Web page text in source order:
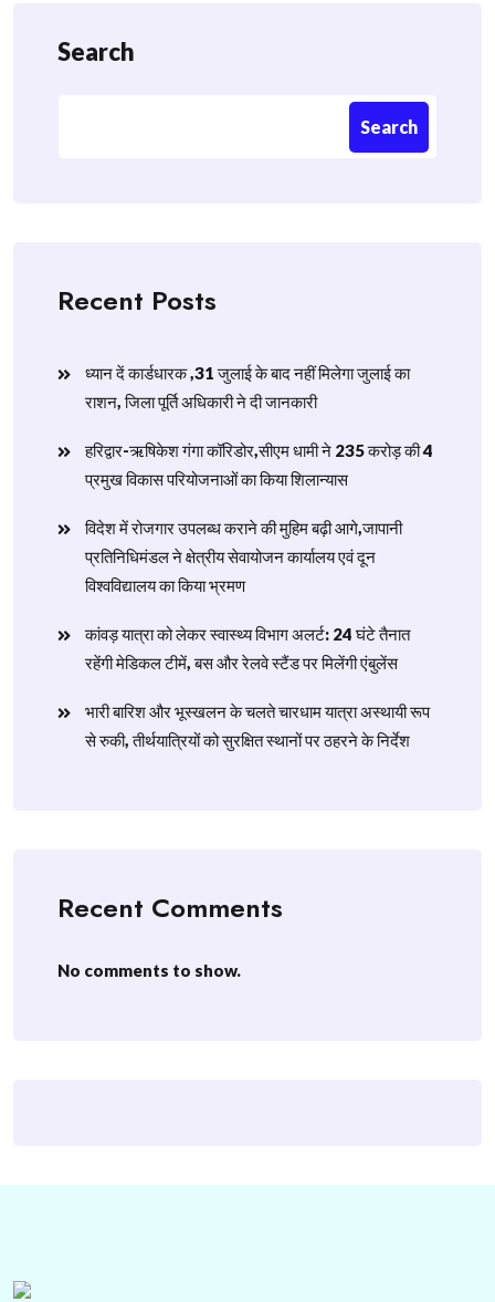
Search
Search
Recent Posts
ध्यान दें कार्डधारक ,31 जुलाई के बाद नहीं मिलेगा जुलाई का
राशन, जिला पूर्ति अधिकारी ने दी जानकारी
हरिद्वार-ऋषिकेश गंगा कॉरिडोर,सीएम धामी ने 235 करोड़ की 4
प्रमुख विकास परियोजनाओं का किया शिलान्यास
विदेश में रोजगार उपलब्ध कराने की मुहिम बढ़ी आगे,जापानी
प्रतिनिधिमंडल ने क्षेत्रीय सेवायोजन कार्यालय एवं दून
विश्वविद्यालय का किया भ्रमण
​कांवड़ यात्रा को लेकर स्वास्थ्य विभाग अलर्ट: 24 घंटे तैनात
रहेंगी मेडिकल टीमें, बस और रेलवे स्टैंड पर मिलेंगी एंबुलेंस
​भारी बारिश और भूस्खलन के चलते चारधाम यात्रा अस्थायी रूप
से रुकी, तीर्थयात्रियों को सुरक्षित स्थानों पर ठहरने के निर्देश
Recent Comments
No comments to show.